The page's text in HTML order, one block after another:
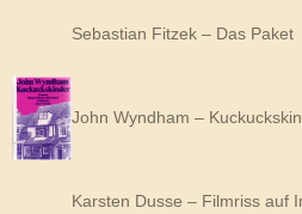
Sebastian Fitzek – Das Paket
John Wyndham –
Karsten Dusse – Filmriss auf